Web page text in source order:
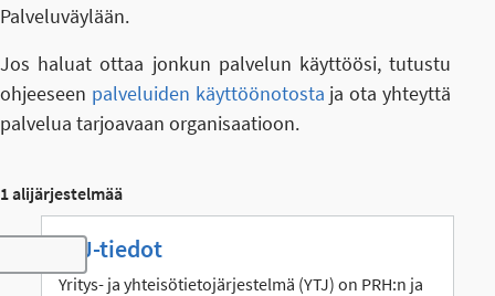
Palveluväylään.
Jos haluat ottaa jonkun palvelun käyttöösi, tutustu
ohjeeseen palveluiden käyttöönotosta ja ota yhteyttä
palvelua tarjoavaan organisaatioon.
1 alijärjestelmää
Toggle navigation
YTJ-tiedot
Yritys- ja yhteisötietojärjestelmä (YTJ) on PRH:n ja